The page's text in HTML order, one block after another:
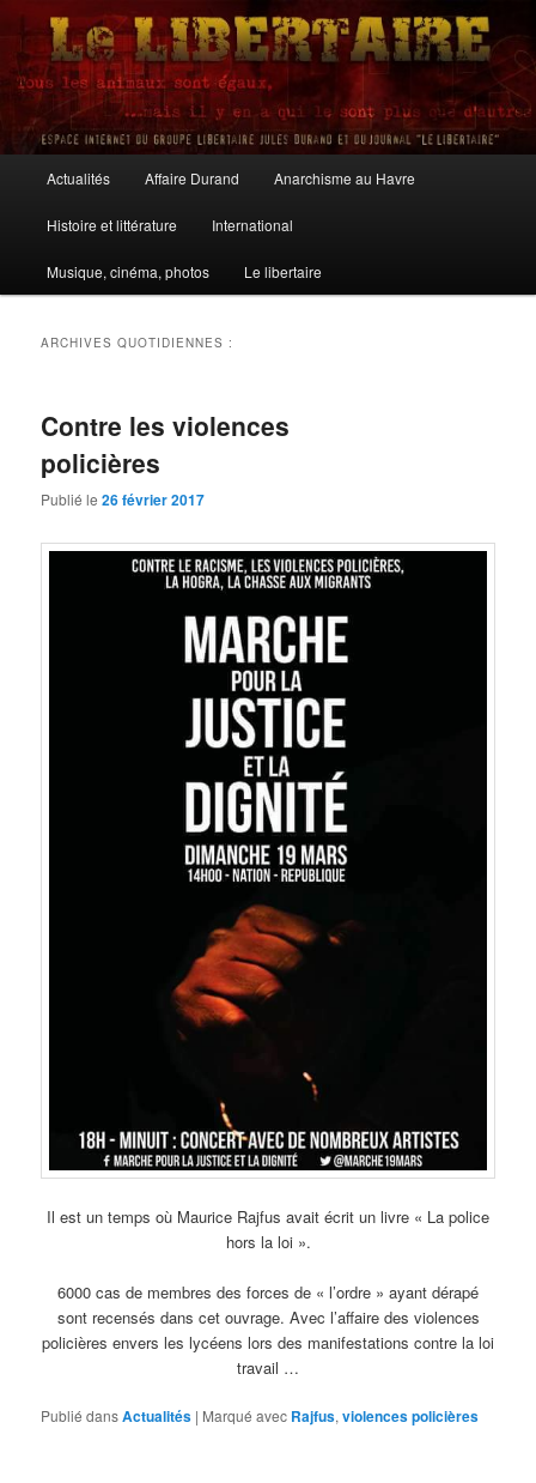
Aller
contenu
principal
Aller
contenu
secondaire
Le Libertaire
principal
Actualités Affaire Durand Anarchisme au Havre
Histoire et littérature International
Musique, cinéma, photos Le libertaire
ARCHIVES QUOTIDIENNES :
Contre les violences
policières
Publié le26 février 2017
Il est un temps où Maurice Rajfus avait écrit un livre « La police
hors la loi ».
6000 cas de membres des forces de « l’ordre » ayant dérapé
sont recensés dans cet ouvrage. Avec l’affaire des violences
policières envers les lycéens lors des manifestations contre la loi
travail …
Publié dansActualités | Marqué avec Rajfus,violences policières